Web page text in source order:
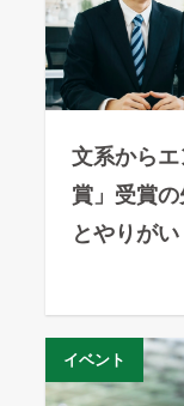
文系から
賞」受賞
とやりが
イベント